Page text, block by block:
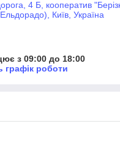
4 Б, кооператив
Київ, Україна
з 09:00 до 18:00
графік роботи